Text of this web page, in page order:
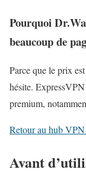
Pourquoi
beaucoup de
Parce que le prix
hésite.
premium,
Retour au hub
Avant